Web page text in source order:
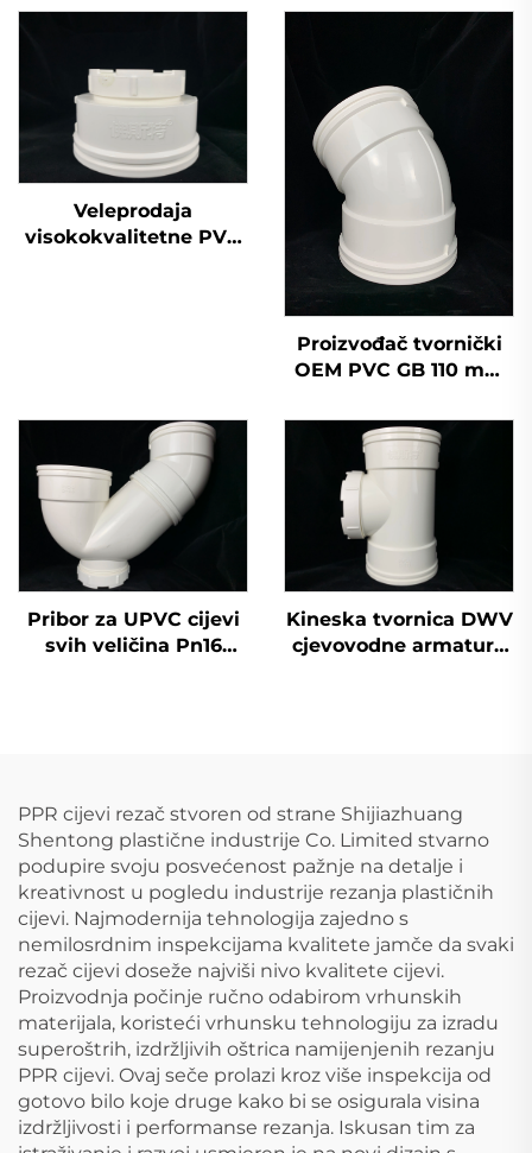
Veleprodaja
visokokvalitetne PVC
Proizvođač tvornički
OEM PVC GB 110 mm
boca pribor za cijevi
UPVC, koljeno pod 45
stupnjeva
Pribor za UPVC cijevi
svih veličina Pn16
Kineska tvornica DWV
cjevovodne armature
PPR cijevi rezač stvoren od strane Shijiazhuang
Shentong plastične industrije Co. Limited stvarno
podupire svoju posvećenost pažnje na detalje i
kreativnost u pogledu industrije rezanja plastičnih
cijevi. Najmodernija tehnologija zajedno s
nemilosrdnim inspekcijama kvalitete jamče da svaki
rezač cijevi doseže najviši nivo kvalitete cijevi.
Proizvodnja počinje ručno odabirom vrhunskih
materijala, koristeći vrhunsku tehnologiju za izradu
superoštrih, izdržljivih oštrica namijenjenih rezanju
PPR cijevi. Ovaj seče prolazi kroz više inspekcija od
gotovo bilo koje druge kako bi se osigurala visina
izdržljivosti i performanse rezanja. Iskusan tim za